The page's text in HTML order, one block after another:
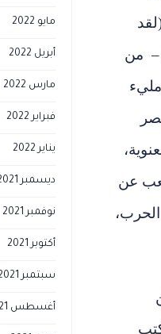
– من
عن
مايو 2022
أبريل 2022
مارس 2022
فبراير 2022
يناير 2022
ديسمبر 2021
نوفمبر 2021
أكتوبر 2021
سبتمبر 2021
أغسطس 2021